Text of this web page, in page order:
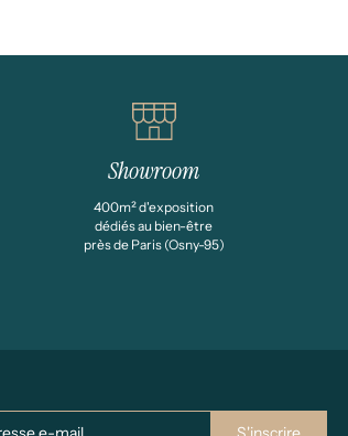
Showroom
400m² d'exposition
dédiés au bien-être
près de Paris (Osny-95)